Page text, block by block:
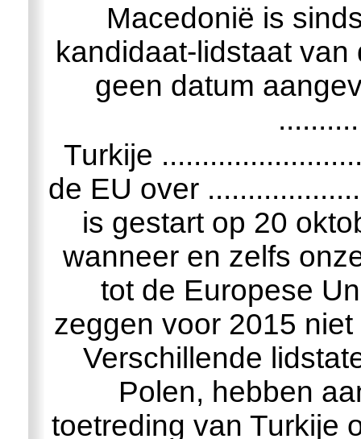
Macedonië is
kandidaat-lidstaat
geen datum
Turkije
de EU over
is gestart op 20
wanneer en zelfs
tot de Europese
zeggen voor 2015
Verschillende
Polen, hebben
toetreding van Turkije